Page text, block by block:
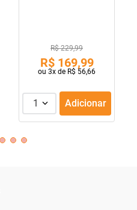
R$ 229,99
R$ 169,99
ou 3x de R$ 56,66
1 Adicionar